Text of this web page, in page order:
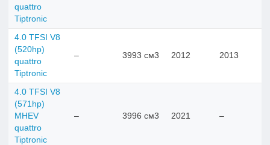
quattro
Tiptronic
4.0 TFSI V8
(520hp)
quattro
Tiptronic
– 3993 см3 2012 2013
4.0 TFSI V8
(571hp)
MHEV
quattro
Tiptronic
– 3996 см3 2021 –